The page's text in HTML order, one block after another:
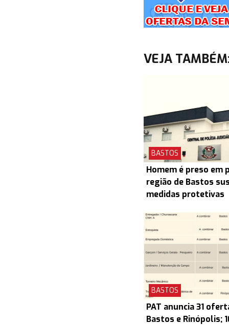
VEJA
BASTOS
Homem é preso em
região de Bastos
medidas protetivas
BASTOS
PAT anuncia 31
Bastos e Rinópolis;